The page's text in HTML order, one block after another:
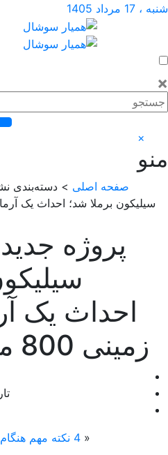
1405
صفحه اصلی> دسته‌بندی نشده
پروژه جدید
احداث یک
800 میلیون دلاری
تاریخ